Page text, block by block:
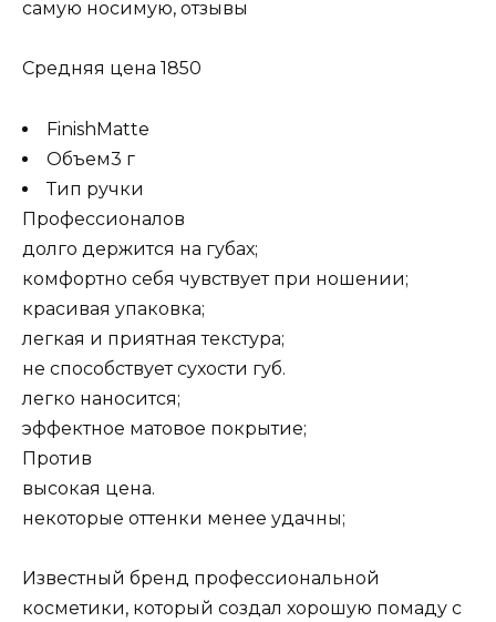
Средняя цена 1850
FinishMatte
Объем3 г
Тип ручки
Профессионалов
долго держится на губах;
комфортно себя чувствует при ношении;
красивая упаковка;
легкая и приятная текстура;
не способствует сухости губ.
легко наносится;
эффектное матовое покрытие;
Против
высокая цена.
некоторые оттенки менее удачны;
Известный бренд профессиональной
косметики, который создал хорошую помаду с